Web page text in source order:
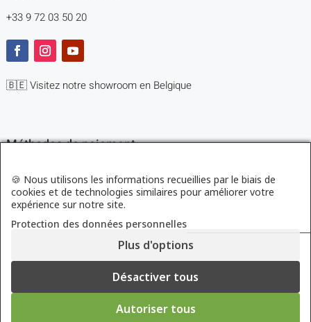
+33 9 72 03 50 20
🇧🇪 Visitez notre showroom en Belgique
Méthodes de paiement
© Copyright 2023 MEMORYPUR. All Rights Reserved
🍪 Nous utilisons les informations recueillies par le biais de
cookies et de technologies similaires pour améliorer votre
expérience sur notre site.
Protection des données personnelles
Plus d'options
Désactiver tous
Autoriser tous